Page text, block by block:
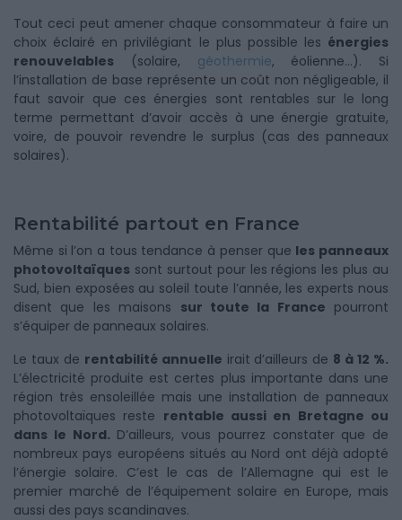
Tout ceci peut amener chaque consommateur à faire un
choix éclairé en privilégiant le plus possible les énergies
renouvelables (solaire, géothermie, éolienne…). Si
l’installation de base représente un coût non négligeable, il
faut savoir que ces énergies sont rentables sur le long
terme permettant d’avoir accès à une énergie gratuite,
voire, de pouvoir revendre le surplus (cas des panneaux
solaires).
Rentabilité partout en France
Même si l’on a tous tendance à penser que les panneaux
photovoltaïques sont surtout pour les régions les plus au
Sud, bien exposées au soleil toute l’année, les experts nous
disent que les maisons sur toute la France pourront
s’équiper de panneaux solaires.
Le taux de rentabilité annuelle irait d’ailleurs de 8 à 12 %.
L’électricité produite est certes plus importante dans une
région très ensoleillée mais une installation de panneaux
photovoltaïques reste rentable aussi en Bretagne ou
dans le Nord. D’ailleurs, vous pourrez constater que de
nombreux pays européens situés au Nord ont déjà adopté
l’énergie solaire. C’est le cas de l’Allemagne qui est le
premier marché de l’équipement solaire en Europe, mais
aussi des pays scandinaves.